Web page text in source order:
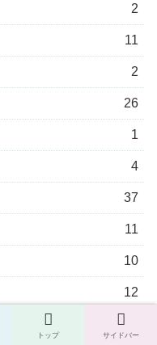
2
11
2
26
1
4
37
11
10
12
トップ サイドバー